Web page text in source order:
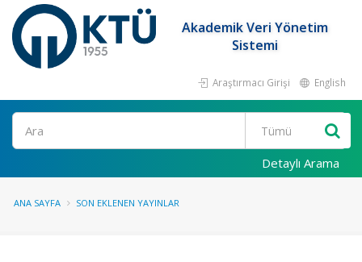
Akademik Veri Yönetim
Sistemi
Araştırmacı Girişi English
Ara
Detaylı Arama
ANA SAYFA SON EKLENEN YAYINLAR